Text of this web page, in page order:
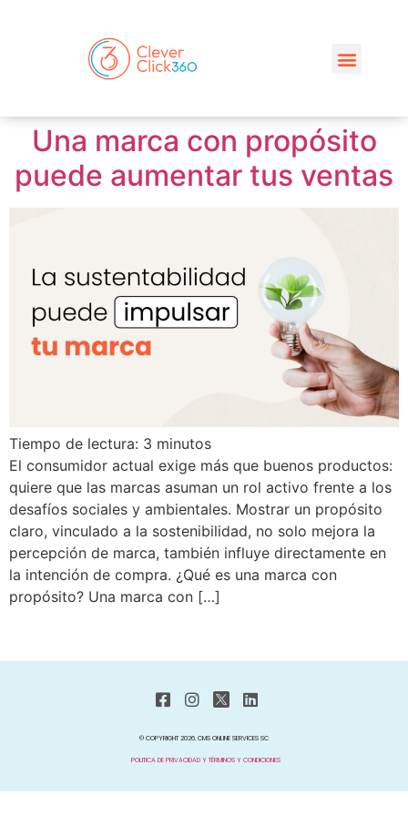
Una marca con propósito
puede aumentar tus ventas
Tiempo de lectura: 3 minutos
El consumidor actual exige más que buenos productos:
quiere que las marcas asuman un rol activo frente a los
desafíos sociales y ambientales. Mostrar un propósito
claro, vinculado a la sostenibilidad, no solo mejora la
percepción de marca, también influye directamente en
la intención de compra. ¿Qué es una marca con
propósito? Una marca con […]
© COPYRIGHT 2026. CMS ONLINE SERVICES SC
POLITICA DE PRIVACIDAD Y TÉRMINOS Y CONDICIONES